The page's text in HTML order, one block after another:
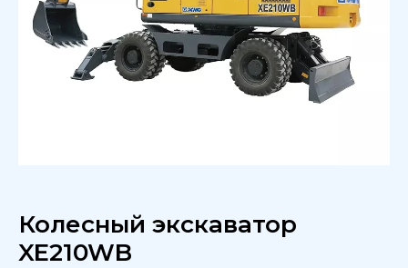
Колесный экскаватор
XE210WB